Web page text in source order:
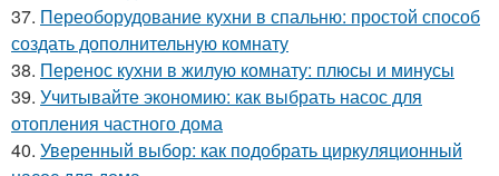
37. Переоборудование кухни в спальню: простой способ
создать дополнительную комнату
38. Перенос кухни в жилую комнату: плюсы и минусы
39. Учитывайте экономию: как выбрать насос для
отопления частного дома
40. Уверенный выбор: как подобрать циркуляционный